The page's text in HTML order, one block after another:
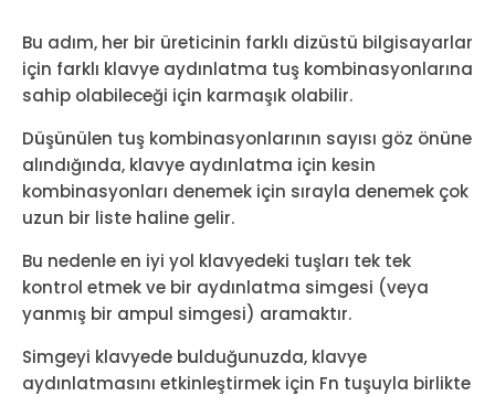
Bu adım, her bir üreticinin farklı dizüstü bilgisayarlar
için farklı klavye aydınlatma tuş kombinasyonlarına
sahip olabileceği için karmaşık olabilir.
Düşünülen tuş kombinasyonlarının sayısı göz önüne
alındığında, klavye aydınlatma için kesin
kombinasyonları denemek için sırayla denemek çok
uzun bir liste haline gelir.
Bu nedenle en iyi yol klavyedeki tuşları tek tek
kontrol etmek ve bir aydınlatma simgesi (veya
yanmış bir ampul simgesi) aramaktır.
Simgeyi klavyede bulduğunuzda, klavye
aydınlatmasını etkinleştirmek için Fn tuşuyla birlikte